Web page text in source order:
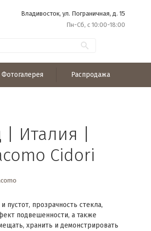
Владивосток, ул. Пограничная, д. 15
Пн-Сб, с 10:00-18:00
Фотогалерея Распродажа
Италия |
Cidori
пустот, прозрачность стекла,
подвешенности, а также
хранить и демонстрировать